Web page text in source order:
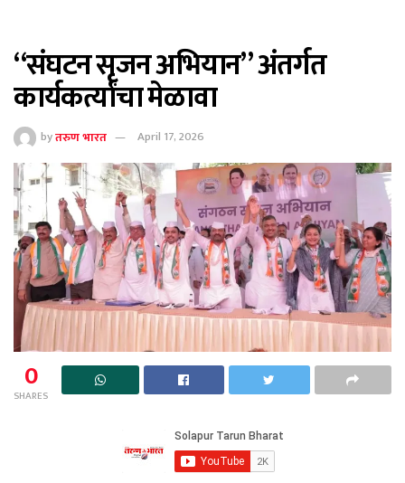
“संघटन सृजन अभियान” अंतर्गत
कार्यकर्त्यांचा मेळावा
byतरुण भारत April 17, 2026
0
SHARES